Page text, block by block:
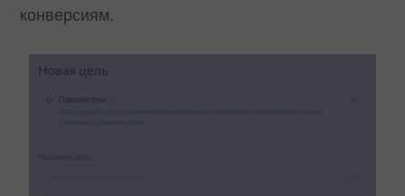
конверсиям.